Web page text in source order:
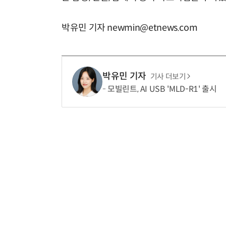
박유민 기자 newmin@etnews.com
박유민 기자 기사 더보기
모빌린트, AI USB 'MLD-R1' 출시